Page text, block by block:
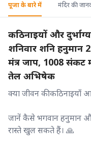
पूजा के बारे में मंदिर की
कठिनाइयों और
शनिवार शनि हनुमान
मंत्र जाप, 1008 संकट
तेल अभिषेक
क्या जीवन की कठिनाइयाँ
जानें कैसे भगवान हनुमान
रास्ते खुल सकते हैं। 🙏